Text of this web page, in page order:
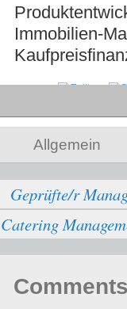
Immobilien-
Allgemein
Geprüfte/r
Catering